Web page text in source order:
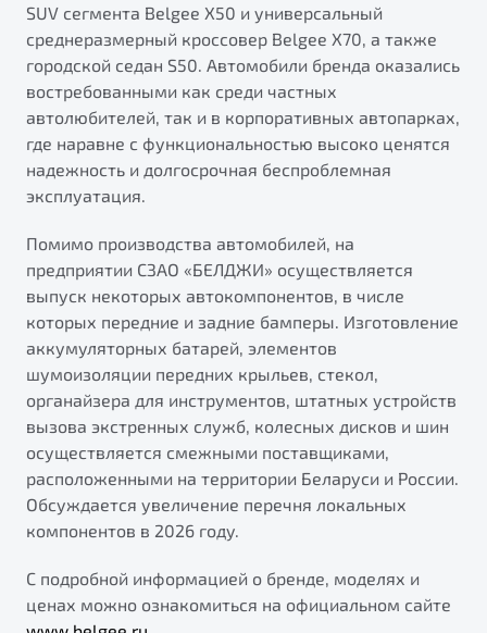
"Помощь на дорогах"
Преимущества программы
Запись на сервис
Калькулятор ТО
SUV сегмента Belgee X50 и универсальный
среднеразмерный кроссовер Belgee X70, а также
городской седан S50. Автомобили бренда оказались
востребованными как среди частных
автолюбителей, так и в корпоративных автопарках,
где наравне с функциональностью высоко ценятся
надежность и долгосрочная беспроблемная
эксплуатация.
Помимо производства автомобилей, на
предприятии СЗАО «БЕЛДЖИ» осуществляется
выпуск некоторых автокомпонентов, в числе
которых передние и задние бамперы. Изготовление
аккумуляторных батарей, элементов
шумоизоляции передних крыльев, стекол,
органайзера для инструментов, штатных устройств
вызова экстренных служб, колесных дисков и шин
осуществляется смежными поставщиками,
расположенными на территории Беларуси и России.
Обсуждается увеличение перечня локальных
компонентов в 2026 году.
С подробной информацией о бренде, моделях и
ценах можно ознакомиться на официальном сайте